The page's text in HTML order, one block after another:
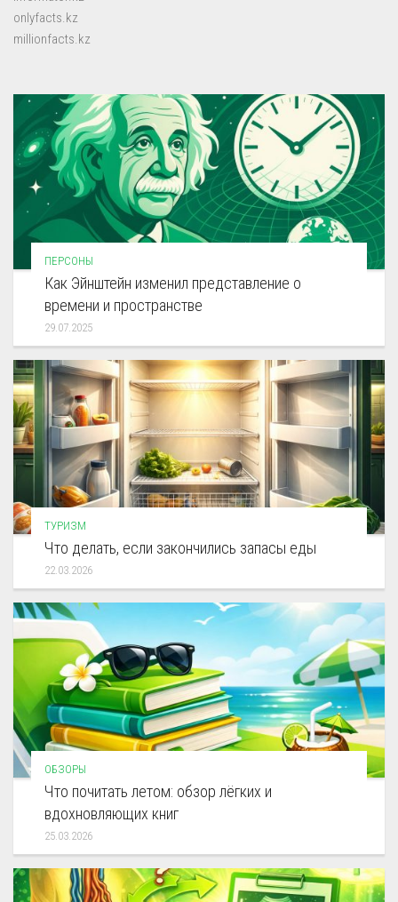
onlyfacts.kz
millionfacts.kz
ПЕРСОНЫ
Как Эйнштейн изменил представление о
времени и пространстве
29.07.2025
ТУРИЗМ
Что делать, если закончились запасы еды
22.03.2026
ОБЗОРЫ
Что почитать летом: обзор лёгких и
вдохновляющих книг
25.03.2026